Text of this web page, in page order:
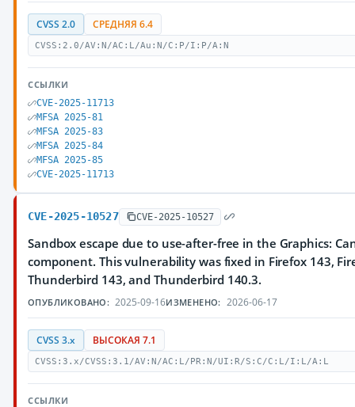
CVSS 2.0 СРЕДНЯЯ 6.4
CVSS:2.0/AV:N/AC:L/Au:N/C:P/I:P/A:N
ССЫЛКИ
CVE-2025-11713
MFSA 2025-81
MFSA 2025-83
MFSA 2025-84
MFSA 2025-85
CVE-2025-11713
CVE-2025-10527 CVE-2025-10527
Sandbox escape due to use-after-free in the Graphics:
component. This vulnerability was fixed in Firefox 143,
Thunderbird 143, and Thunderbird 140.3.
ОПУБЛИКОВАНО: 2025-09-16ИЗМЕНЕНО: 2026-06-17
CVSS 3.x ВЫСОКАЯ 7.1
CVSS:3.x/CVSS:3.1/AV:N/AC:L/PR:N/UI:R/S:C/C:L/I:L/A:L
ССЫЛКИ